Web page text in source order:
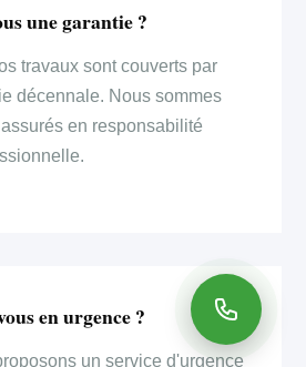
une garantie ?
travaux sont couverts par
décennale. Nous sommes
en responsabilité
en urgence ?
un service d'urgence